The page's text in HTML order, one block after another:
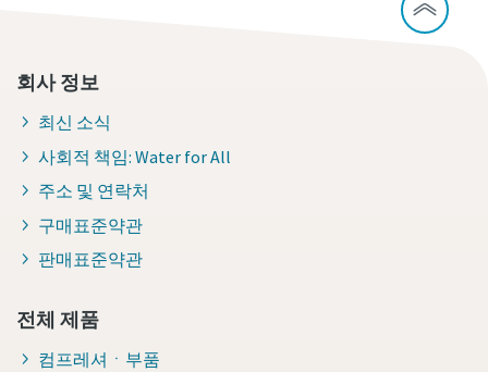
회사 정보
최신 소식
사회적 책임: Water for All
주소 및 연락처
구매표준약관
판매표준약관
전체 제품
컴프레셔ㆍ부품